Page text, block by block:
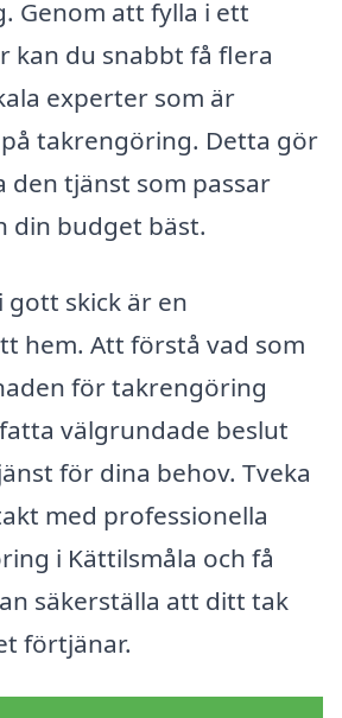
Genom att fylla i ett
kan du snabbt få flera
experter som är
takrengöring. Detta gör
den tjänst som passar
din budget bäst.
skick är en
hem. Att förstå vad som
för takrengöring
välgrundade beslut
för dina behov. Tveka
med professionella
i Kättilsmåla och få
säkerställa att ditt tak
förtjänar.